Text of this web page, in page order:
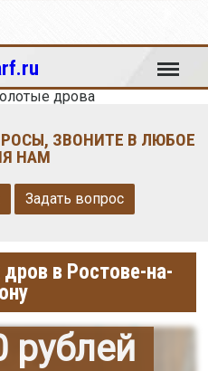
Меню
дрова
ЗВОНИТЕ В ЛЮБОЕ
НАМ
Задать вопрос
в Ростове-на-
рублей